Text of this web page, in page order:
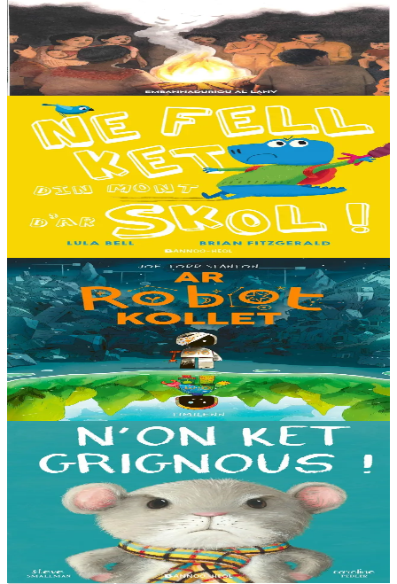
E penn uhelañ an torgennoù glas, lec'h ma vez goloet ar menezioù
gant latar ar beurevezhioù disafar, eo kludet ar gêriadennig vaya
anvet Sakamch'en. En tu all...
Er stok 11,00 €
3 bloaz hag ouzhpenn
Bannoù-heol
Ne fell ket din mont d'ar skol !
Hiziv emañ devezh skol kentañ Logodennig ha Dinosaorig. Ne fell
ket dezho mont, tamm ebet ! Pa grogo ar c'hentelioù avat e vo ur
pezh mell souezhenn....
13,00 €
8 vloaz hag ouzhpenn
Timilenn
Ar Robot kollet
E kreiz-kreiz un toull-lastez... ez eus ur robotig torret o tihuniñ. N’en
deus ket soñj eus pelec’h eo deuet nag abaoe pegeit emañ aze, met
gouzout a ra n’eo...
Er stok 14,00 €
3 bloaz hag ouzhpenn
Bannoù-heol
N'on ket grignous !
E penn ar c’hoad ez eus ul logodenn vihan o chom. Brudet eo
Logodennig evit bezañ grignousañ ha teodekañ logodenn ar vro. Un
deiz en em gav gant ur broc’hig...
Er stok13,00 €